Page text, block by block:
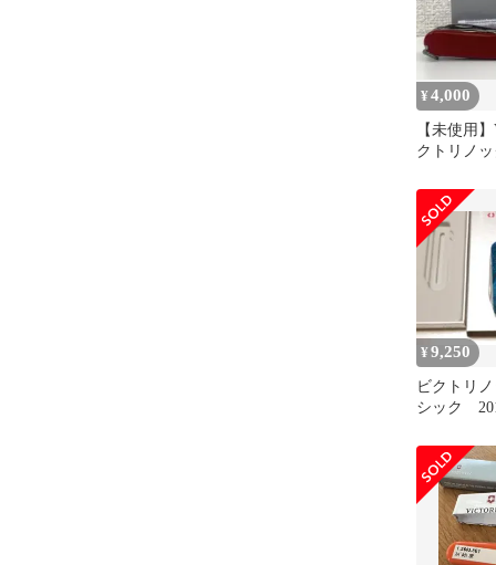
¥4,000
【未使用
クトリノッ
¥9,250
ビクトリ
シック